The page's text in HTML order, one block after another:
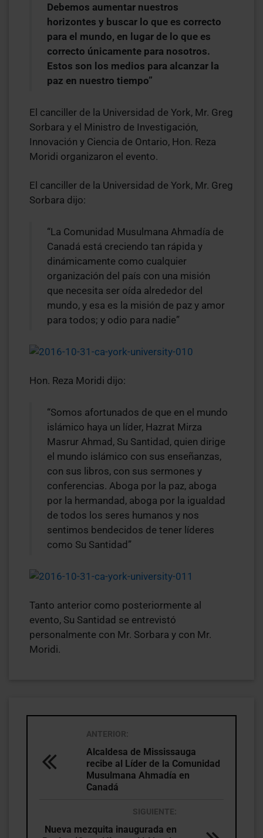
Debemos aumentar nuestros
horizontes y buscar lo que es correcto
para el mundo, en lugar de lo que es
correcto únicamente para nosotros.
Estos son los medios para alcanzar la
paz en nuestro tiempo”
El canciller de la Universidad de York, Mr. Greg
Sorbara y el Ministro de Investigación,
Innovación y Ciencia de Ontario, Hon. Reza
Moridi organizaron el evento.
El canciller de la Universidad de York, Mr. Greg
Sorbara dijo:
“La Comunidad Musulmana Ahmadía de
Canadá está creciendo tan rápida y
dinámicamente como cualquier
organización del país con una misión
que necesita ser oída alrededor del
mundo, y esa es la misión de paz y amor
para todos; y odio para nadie”
Hon. Reza Moridi dijo:
“Somos afortunados de que en el mundo
islámico haya un líder, Hazrat Mirza
Masrur Ahmad, Su Santidad, quien dirige
el mundo islámico con sus enseñanzas,
con sus libros, con sus sermones y
conferencias. Aboga por la paz, aboga
por la hermandad, aboga por la igualdad
de todos los seres humanos y nos
sentimos bendecidos de tener líderes
como Su Santidad”
Tanto anterior como posteriormente al
evento, Su Santidad se entrevistó
personalmente con Mr. Sorbara y con Mr.
Moridi.
ANTERIOR:
Alcaldesa de Mississauga
recibe al Líder de la Comunidad
Musulmana Ahmadía en
Canadá
SIGUIENTE:
Nueva mezquita inaugurada en